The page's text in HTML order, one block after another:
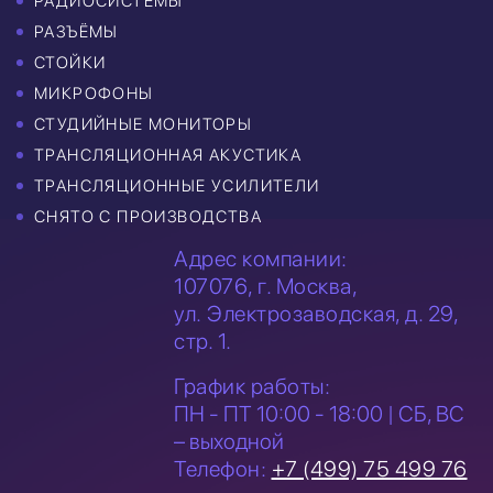
РАЗЪЁМЫ
СТОЙКИ
МИКРОФОНЫ
СТУДИЙНЫЕ МОНИТОРЫ
ТРАНСЛЯЦИОННАЯ АКУСТИКА
ТРАНСЛЯЦИОННЫЕ УСИЛИТЕЛИ
СНЯТО С ПРОИЗВОДСТВА
Адрес компании:
107076, г. Москва,
ул. Электрозаводская, д. 29,
стр. 1.
График работы:
ПН - ПТ 10:00 - 18:00 | СБ, ВС
– выходной
Телефон: +7 (499) 75 499 76